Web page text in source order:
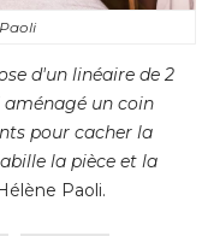
d'un linéaire de 2
aménagé un coin
pour cacher la
la pièce et la
Paoli.